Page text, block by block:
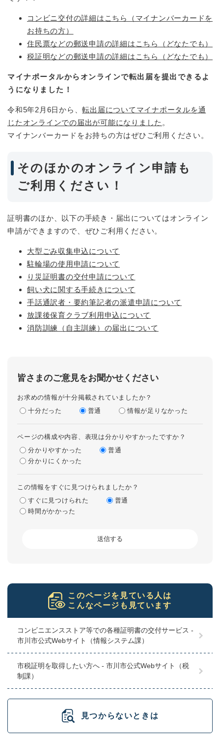
コンビニ交付の詳細はこちら（マイナンバーカードを
お持ちの方）
住民票などの郵送申請の詳細はこちら（どなたでも）
税証明などの郵送申請の詳細はこちら（どなたでも）
マイナポータルからオンラインで転出届を提出できるよ
うになりました！
令和5年2月6日から、転出届についてマイナポータルを通
じたオンラインでの届出が可能になりました 。
マイナンバーカードをお持ちの方はぜひご利用ください。
そのほかのオンライン申請も
ご利用ください！
証明書のほか、以下の手続き・届出についてはオンライン
申請ができますので、ぜひご利用ください。
大型ごみ収集申込について
駐輪場の使用申請について
り災証明書の交付申請について
飼い犬に関する手続きについて
手話通訳者・要約筆記者の派遣申請について
放課後保育クラブ利用申込について
消防訓練（自主訓練）の届出について
皆さまのご意見をお聞かせください
お求めの情報が十分掲載されていましたか？
十分だった
普通 情報が足りなかった
ページの構成や内容、表現は分かりやすかったですか？
分かりやすかった
普通
分かりにくかった
この情報をすぐに見つけられましたか？
すぐに見つけられた
普通
時間がかかった
このページを見ている人は
こんなページも見ています
コンビニエンスストア等での各種証明書の交付サービス -
市川市公式Webサイト（情報システム課）
市税証明を取得したい方へ - 市川市公式Webサイト（税
制課）
見つからないときは